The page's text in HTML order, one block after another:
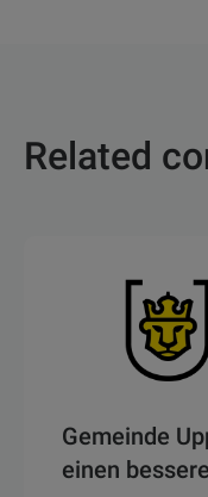
Related
Gemeinde
einen